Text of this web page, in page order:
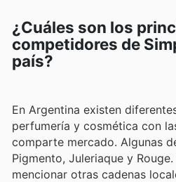
¿Cuáles son los
competidores de
país?
En Argentina existen
perfumería y cosmética con
comparte mercado. Algunas
Pigmento, Juleriaque y
mencionar otras cadenas